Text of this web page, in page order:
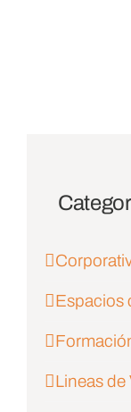
Espacios
Lineas de